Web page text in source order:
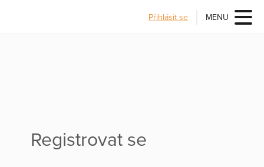
Přihlásit se MENU
Registrovat se